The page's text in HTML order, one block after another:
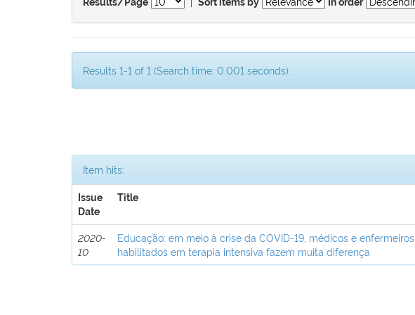
Results/Page Sort items by In order
Results 1-1 of 1 (Search time: 0.001 seconds).
Item hits:
Issue
Date
Title
2020-
10
Educação: em meio à crise da COVID-19, médicos e enfermeiros
habilitados em terapia intensiva fazem muita diferença